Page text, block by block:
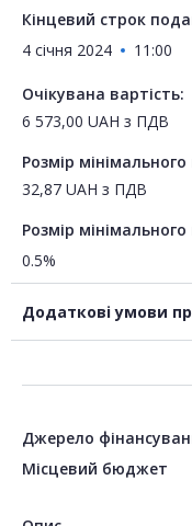
Кінцевий строк
4 січня 2024
11:00
Очікувана вартість:
6 573,00 UAH з ПДВ
Розмір
32,87 UAH з ПДВ
Розмір
0.5%
Додаткові умови
Джерело
Місцевий бюджет